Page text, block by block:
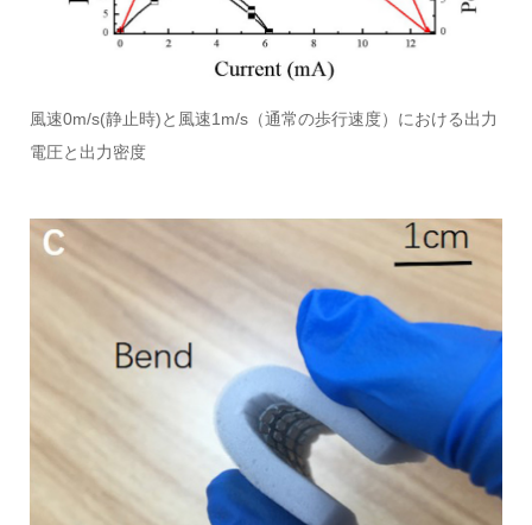
風速0m/s(静止時)と風速1m/s（通常の歩行速度）における出力
電圧と出力密度